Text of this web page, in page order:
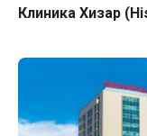
Клиника Хизар